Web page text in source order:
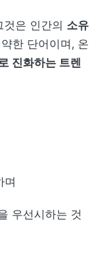
은 인간의 소유
한 단어이며, 온
진화하는 트렌
며
우선시하는 것